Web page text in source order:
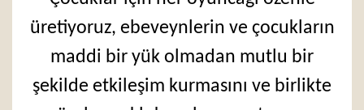
üretiyoruz, ebeveynlerin ve çocukların
maddi bir yük olmadan mutlu bir
şekilde etkileşim kurmasını ve birlikte